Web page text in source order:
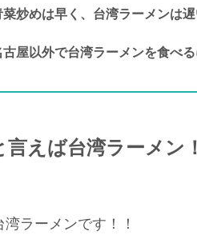
菜炒めは早く、台湾ラーメンは
古屋以外で台湾ラーメンを食べ
言えば台湾ラーメン
ラーメンです！！